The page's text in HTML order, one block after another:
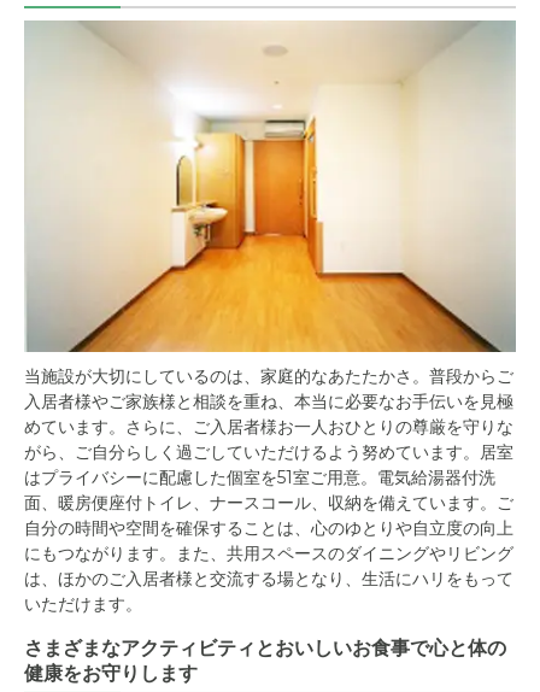
当施設が大切にしているのは、家庭的なあたたかさ。普段からご
入居者様やご家族様と相談を重ね、本当に必要なお手伝いを見極
めています。さらに、ご入居者様お一人おひとりの尊厳を守りな
がら、ご自分らしく過ごしていただけるよう努めています。居室
はプライバシーに配慮した個室を51室ご用意。電気給湯器付洗
面、暖房便座付トイレ、ナースコール、収納を備えています。ご
自分の時間や空間を確保することは、心のゆとりや自立度の向上
にもつながります。また、共用スペースのダイニングやリビング
は、ほかのご入居者様と交流する場となり、生活にハリをもって
いただけます。
さまざまなアクティビティとおいしいお食事で心と体の
健康をお守りします